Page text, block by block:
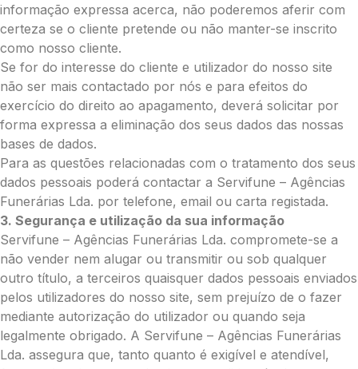
Pequena (€85)
Média (€100)
Grande (€115)
Coroa:
Mini (€75)
Pequena (€85)
Média (€100)
Grande (€115)
O seu nome
Contacto telefónico*
O seu email*
Mensagem a constar no cartão
informação expressa acerca, não poderemos aferir com
certeza se o cliente pretende ou não manter-se inscrito
como nosso cliente.
Se for do interesse do cliente e utilizador do nosso site
não ser mais contactado por nós e para efeitos do
exercício do direito ao apagamento, deverá solicitar por
forma expressa a eliminação dos seus dados das nossas
bases de dados.
Para as questões relacionadas com o tratamento dos seus
dados pessoais poderá contactar a Servifune – Agências
Funerárias Lda. por telefone, email ou carta registada.
3. Segurança e utilização da sua informação
Servifune – Agências Funerárias Lda. compromete-se a
não vender nem alugar ou transmitir ou sob qualquer
outro título, a terceiros quaisquer dados pessoais enviados
pelos utilizadores do nosso site, sem prejuízo de o fazer
mediante autorização do utilizador ou quando seja
legalmente obrigado. A Servifune – Agências Funerárias
Lda. assegura que, tanto quanto é exigível e atendível,